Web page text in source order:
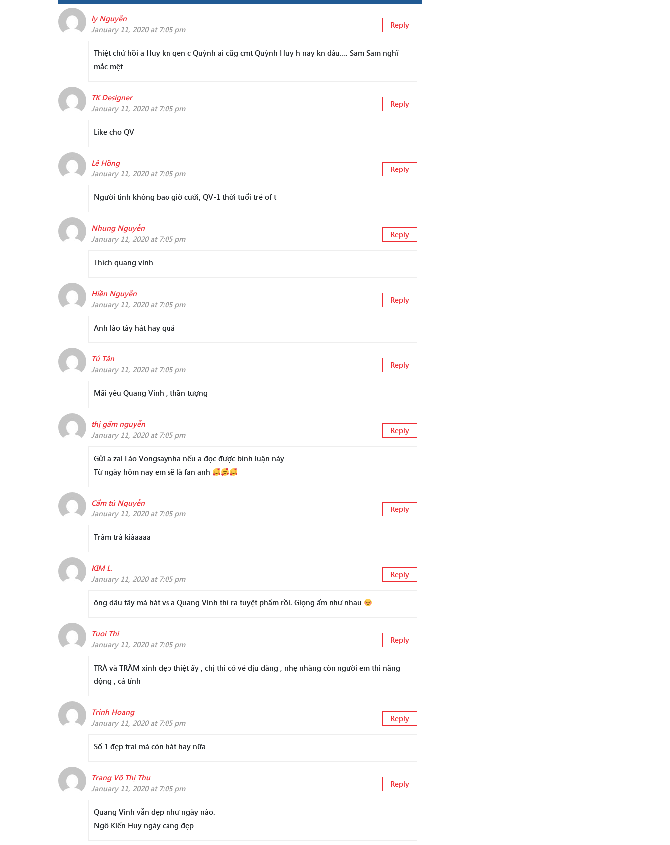
ly Nguyễn
January 11, 2020 at 7:05 pm
Reply
Thiệt chứ hồi a Huy kn qen c Quỳnh ai cũg cmt Quỳnh Huy h nay kn đâu…. Sam Sam nghĩ
mắc mệt
TK Designer
January 11, 2020 at 7:05 pm
Reply
Like cho QV
Lê Hồng
January 11, 2020 at 7:05 pm
Reply
Người tình không bao giờ cưới, QV-1 thời tuổi trẻ of t
Nhung Nguyễn
January 11, 2020 at 7:05 pm
Reply
Thích quang vinh
Hiền Nguyễn
January 11, 2020 at 7:05 pm
Reply
Anh lào tây hát hay quá
Tú Tân
January 11, 2020 at 7:05 pm
Reply
Mãi yêu Quang Vinh , thần tượng
thị gấm nguyễn
January 11, 2020 at 7:05 pm
Reply
Gửi a zai Lào Vongsaynha nếu a đọc được bình luận này
Từ ngày hôm nay em sẽ là fan anh
Cẩm tú Nguyễn
January 11, 2020 at 7:05 pm
Reply
Trâm trà kiàaaaa
KIM L.
January 11, 2020 at 7:05 pm
Reply
ông dâu tây mà hát vs a Quang Vinh thì ra tuyệt phẩm rồi. Giọng ấm như nhau
Tuoi Thi
January 11, 2020 at 7:05 pm
Reply
TRÀ và TRÂM xinh đẹp thiệt ấy , chị thì có vẻ dịu dàng , nhẹ nhàng còn người em thì năng
động , cá tính
Trinh Hoang
January 11, 2020 at 7:05 pm
Reply
Số 1 đẹp trai mà còn hát hay nữa
Trang Võ Thị Thu
January 11, 2020 at 7:05 pm
Reply
Quang Vinh vẫn đẹp như ngày nào.
Ngô Kiến Huy ngày càng đẹp